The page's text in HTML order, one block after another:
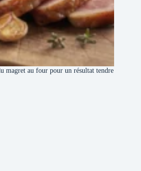
magret au four pour un résultat tendre